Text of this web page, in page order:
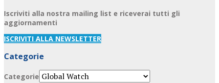
Iscriviti alla nostra mailing list e riceverai tutti gli
aggiornamenti
ISCRIVITI ALLA NEWSLETTER
Categorie
Categorie